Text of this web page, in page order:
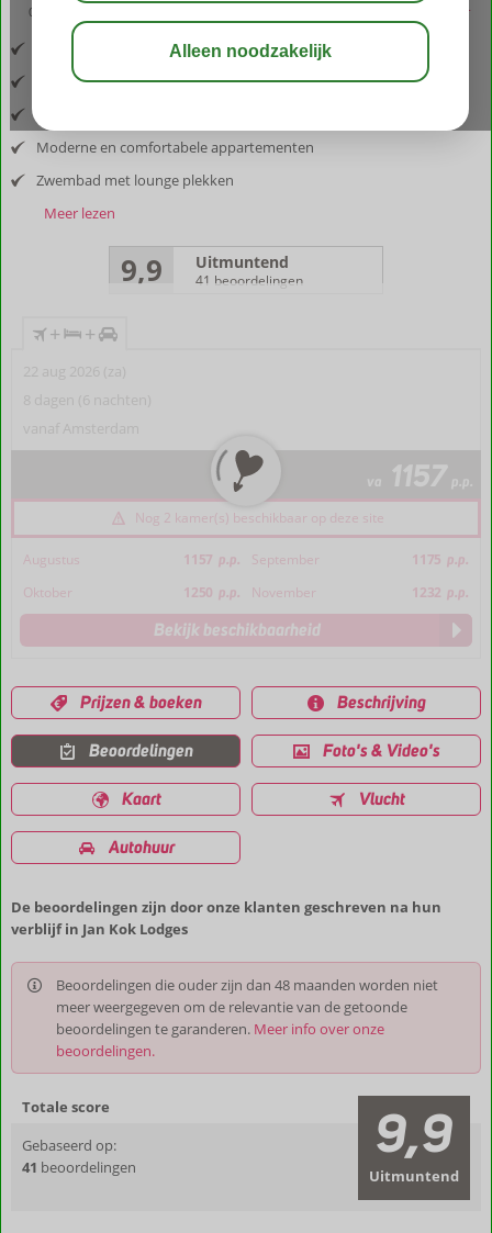
09:00 bewaar
Inclusief vlucht en huurauto
Midden in de natuur
Moderne en comfortabele appartementen
Zwembad met lounge plekken
Meer lezen
9,9 Uitmuntend
41 beoordelingen
+ +
22 aug 2026 (za)
8 dagen (6 nachten)
vanaf Amsterdam
va 1157 p.p.
Nog 2 kamer(s) beschikbaar op deze site
Augustus 1157 p.p. September 1175 p.p.
Oktober
1250 p.p. November 1232 p.p.
Bekijk beschikbaarheid
Prijzen & boeken Beschrijving
Beoordelingen Foto's & Video's
Kaart Vlucht
Autohuur
De beoordelingen zijn door onze klanten geschreven na hun
verblijf in Jan Kok Lodges
Beoordelingen die ouder zijn dan 48 maanden worden niet
meer weergegeven om de relevantie van de getoonde
beoordelingen te garanderen. Meer info over onze
beoordelingen.
Totale score
Gebaseerd op:
41 beoordelingen 9,9
Uitmuntend